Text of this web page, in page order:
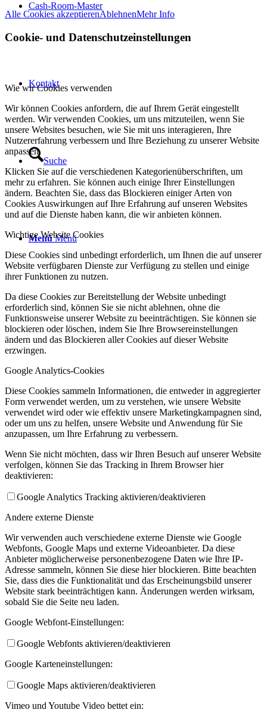
Cash-Room-Master
Kontakt
Suche
Menü Menü
Alle Cookies akzeptierenAblehnenMehr Info
Cookie- und Datenschutzeinstellungen
Wie wir Cookies verwenden
Wir können Cookies anfordern, die auf Ihrem Gerät eingestellt
werden. Wir verwenden Cookies, um uns mitzuteilen, wenn Sie
unsere Websites besuchen, wie Sie mit uns interagieren, Ihre
Nutzererfahrung verbessern und Ihre Beziehung zu unserer Website
anpassen.
Klicken Sie auf die verschiedenen Kategorienüberschriften, um
mehr zu erfahren. Sie können auch einige Ihrer Einstellungen
ändern. Beachten Sie, dass das Blockieren einiger Arten von
Cookies Auswirkungen auf Ihre Erfahrung auf unseren Websites
und auf die Dienste haben kann, die wir anbieten können.
Wichtige Website Cookies
Diese Cookies sind unbedingt erforderlich, um Ihnen die auf unserer
Website verfügbaren Dienste zur Verfügung zu stellen und einige
ihrer Funktionen zu nutzen.
Da diese Cookies zur Bereitstellung der Website unbedingt
erforderlich sind, können Sie sie nicht ablehnen, ohne die
Funktionsweise unserer Website zu beeinträchtigen. Sie können sie
blockieren oder löschen, indem Sie Ihre Browsereinstellungen
ändern und das Blockieren aller Cookies auf dieser Website
erzwingen.
Google Analytics-Cookies
Diese Cookies sammeln Informationen, die entweder in aggregierter
Form verwendet werden, um zu verstehen, wie unsere Website
verwendet wird oder wie effektiv unsere Marketingkampagnen sind,
oder um uns zu helfen, unsere Website und Anwendung für Sie
anzupassen, um Ihre Erfahrung zu verbessern.
Wenn Sie nicht möchten, dass wir Ihren Besuch auf unserer Website
verfolgen, können Sie das Tracking in Ihrem Browser hier
deaktivieren:
Google Analytics Tracking aktivieren/deaktivieren
Andere externe Dienste
Wir verwenden auch verschiedene externe Dienste wie Google
Webfonts, Google Maps und externe Videoanbieter. Da diese
Anbieter möglicherweise personenbezogene Daten wie Ihre IP-
Adresse sammeln, können Sie diese hier blockieren. Bitte beachten
Sie, dass dies die Funktionalität und das Erscheinungsbild unserer
Website stark beeinträchtigen kann. Änderungen werden wirksam,
sobald Sie die Seite neu laden.
Google Webfont-Einstellungen:
Google Webfonts aktivieren/deaktivieren
Google Karteneinstellungen:
Google Maps aktivieren/deaktivieren
Vimeo und Youtube Video bettet ein: